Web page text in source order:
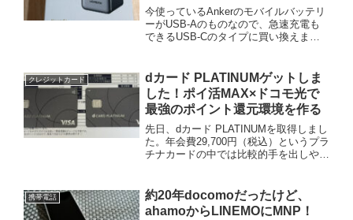
130W
今使っているAnkerのモバイルバッテリ
ーがUSB-Aのものなので、急速充電も
できるUSB-Cのタイプに買い換えまし
せんか？私もそう思っていた一人でし
た。でも今は違いま...
クレジットカード
dカード PLATINUMゲットしま
した！ポイ活MAX×ドコモ光で
最強のポイント還元環境を作る
先日、dカード PLATINUMを取得しまし
た。年会費29,700円（税込）というプラ
チナカードの中では比較的手を出しやす
ードです。私の場合、dカードゴールド
がVISA...
携帯電話
約20年docomoだったけど、
ahamoからLINEMOにMNP！